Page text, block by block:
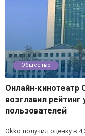
Общество
Онлайн-кинотеатр
возглавил
пользователей
Okko получил оценку в